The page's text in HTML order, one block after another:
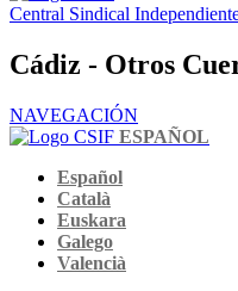
Central Sindical
Cádiz - Otros
NAVEGACIÓN
ESPAÑOL
Español
Català
Euskara
Galego
Valencià